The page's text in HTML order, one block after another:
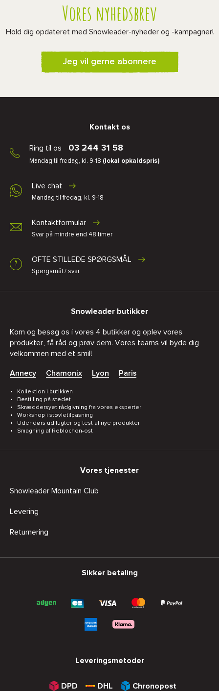
Vores nyhedsbrev
Hold dig opdateret med Snowleader-nyheder og -kampagner!
Jeg vil gerne abonnere
Kontakt os
Ring til os 03 244 31 58
Mandag til fredag, kl. 9-18 (lokal opkaldspris)
Live chat
Mandag til fredag, kl. 9-18
Kontaktformular
Svar på mindre end 48 timer
OFTE STILLEDE SPØRGSMÅL
Spørgsmål / svar
Snowleader butikker
Kom og besøg os i vores 4 butikker og oplev vores
produkter, få råd og prøv dem. Vores teams vil byde dig
velkommen med et smil!
Annecy Chamonix Lyon Paris
Kollektion i butikken
Bestilling på stedet
Skræddersyet rådgivning fra vores eksperter
Workshop i støvletilpasning
Udendørs udflugter og test af nye produkter
Smagning af Reblochon-ost
Vores tjenester
Snowleader Mountain Club
Levering
Returnering
Sikker betaling
Leveringsmetoder
DPD DHL Chronopost